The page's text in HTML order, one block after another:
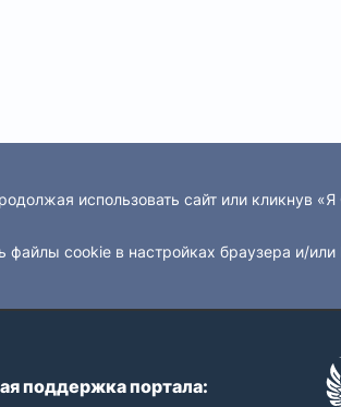
использовать сайт или кликнув
файлы cookie в настройках браузера и/
поддержка портала: